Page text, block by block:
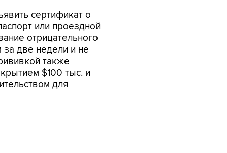
сертификат о
или проездной
отрицательного
две недели и не
также
$100 тыс. и
для